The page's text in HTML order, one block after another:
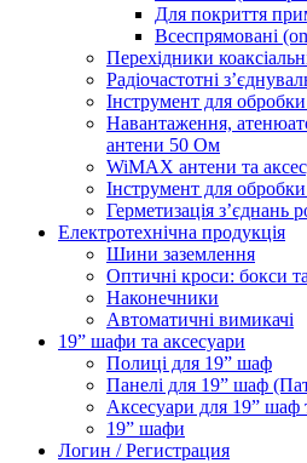
Для покриття
Всеспрямовані
Перехідники
Радіочастотні
Інструмент для
Навантаження,
антени 50 Ом
WiMAX антени та
Інструмент для
Герметизація з’єднань
Електротехнічна продукція
Шини заземлення
Оптичні кроси: бокси
Наконечники
Автоматичні вимикачі
19” шафи та аксесуари
Полиці для 19” шаф
Панелі для 19” шаф
Аксесуари для 19” шаф
19” шафи
Логин / Регистрация